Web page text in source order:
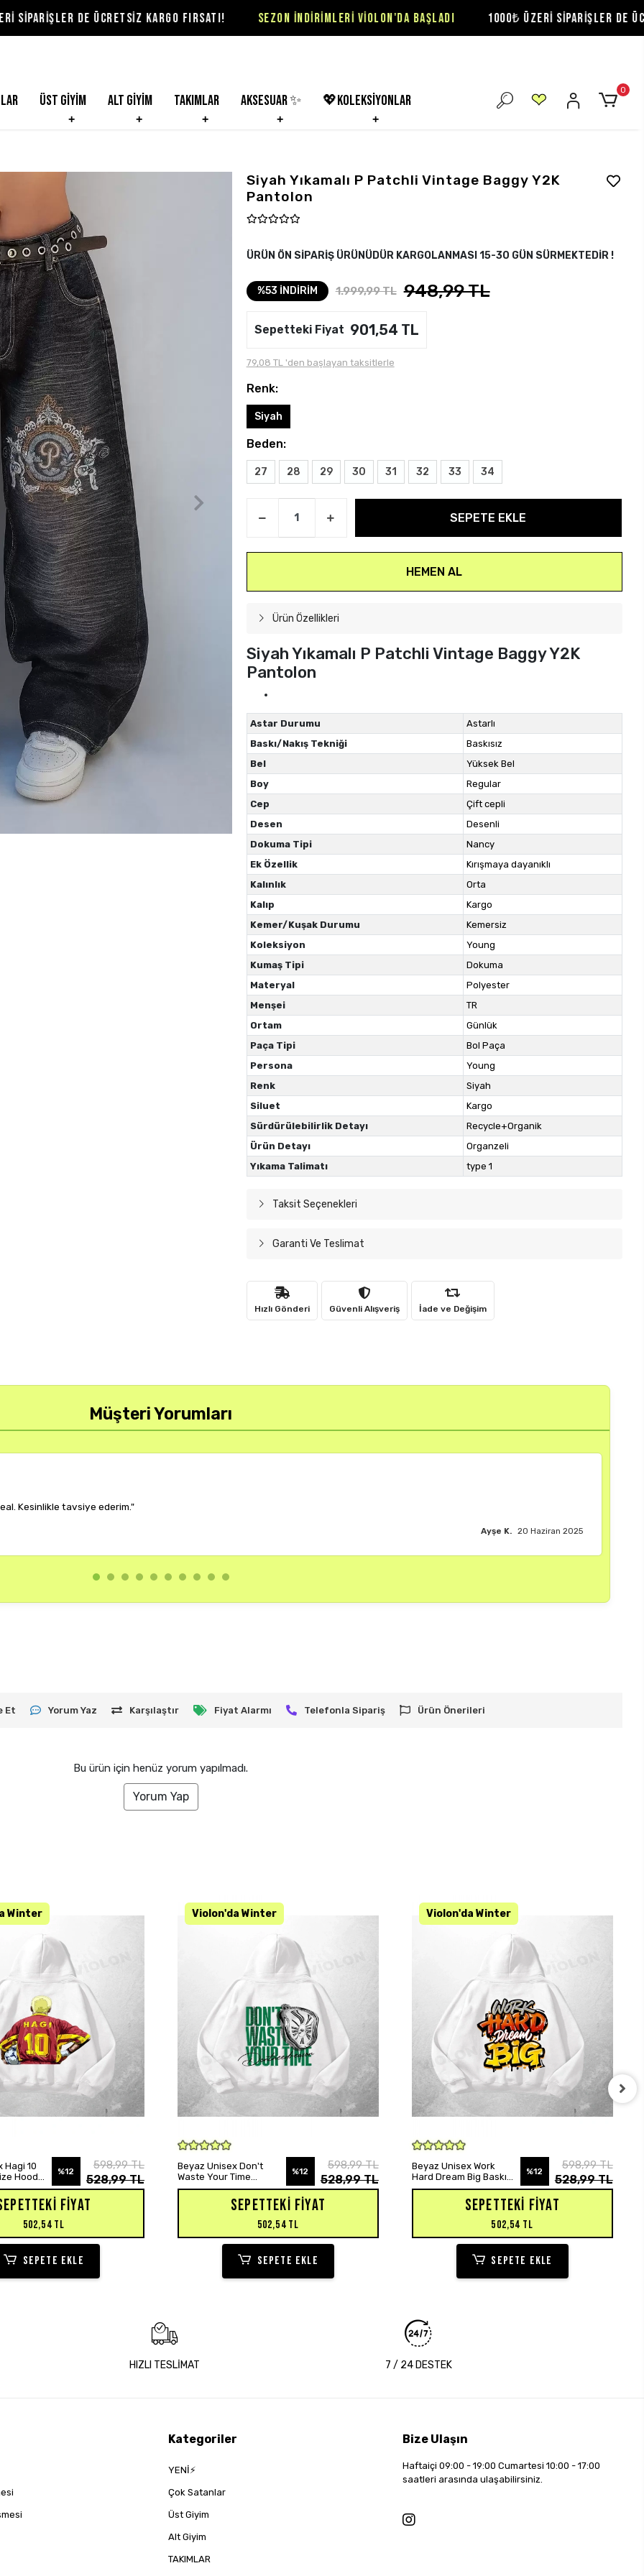
ÜCRETSİZ KARGO FIRSATI! SEZON İNDİRİMLERİ VİOLON'DA BAŞLADI 1000₺ ÜZERİ SİPARİŞLER DE ÜCRETSİZ
Üst Giyim Alt Giyim Takımlar Aksesuar ✨ 💖koleksiyonlar
0
Siyah Yıkamalı P Patchli Vintage Baggy Y2K
Pantolon
ÜRÜN ÖN SİPARİŞ ÜRÜNÜDÜR KARGOLANMASI 15-30 GÜN SÜRMEKTEDİR !
%53 İNDİRİM 1.999,99 TL 948,99 TL
Sepetteki Fiyat 901,54 TL
79,08 TL 'den başlayan taksitlerle
Renk:
Siyah
Beden:
27 28 29 30 31 32 33 34
SEPETE EKLE
HEMEN AL
Ürün Özellikleri
Siyah Yıkamalı P Patchli Vintage Baggy Y2K
Pantolon
Astar Durumu
Astarlı
Baskı/Nakış Tekniği
Baskısız
Bel
Yüksek Bel
Boy
Regular
Cep
Çift cepli
Desen
Desenli
Dokuma Tipi
Nancy
Ek Özellik
Kırışmaya dayanıklı
Kalınlık
Orta
Kalıp
Kargo
Kemer/Kuşak Durumu
Kemersiz
Koleksiyon
Young
Kumaş Tipi
Dokuma
Materyal
Polyester
Menşei
TR
Ortam
Günlük
Paça Tipi
Bol Paça
Persona
Young
Renk
Siyah
Siluet
Kargo
Sürdürülebilirlik Detayı
Recycle+Organik
Ürün Detayı
Organzeli
Yıkama Talimatı
type 1
Taksit Seçenekleri
Garanti Ve Teslimat
Hızlı Gönderi Güvenli Alışveriş İade ve Değişim
Müşteri Yorumları
memnun kaldım."
Burak M. 18 Haziran 2025
Et Yorum Yaz Karşılaştır Fiyat Alarmı Telefonla Sipariş Ürün Önerileri
Bu ürün için henüz yorum yapılmadı.
Yorum Yap
SEPETE EKLE
Hagi 10
Hoodie
%12
598,99 TL
528,99 TL
FIYAT
502,54 TL
SEPETE EKLE
SEPETE EKLE
Beyaz Unisex Don't
Waste Your Time
Baskılı Oversize Hoodie
%12
598,99 TL
528,99 TL
SEPETTEKI FIYAT
502,54 TL
SEPETE EKLE
SEPETE EKLE
Beyaz Unisex Work
Hard Dream Big Baskılı
Oversize Hoodie
%12
598,99 TL
528,99 TL
SEPETTEKI FIYAT
502,54 TL
SEPETE EKLE
HIZLI TESLİMAT 7 / 24 DESTEK
Kategoriler
YENİ⚡
Çok Satanlar
Üst Giyim
Alt Giyim
TAKIMLAR
Bize Ulaşın
Haftaiçi 09:00 - 19:00 Cumartesi 10:00 - 17:00
saatleri arasında ulaşabilirsiniz.